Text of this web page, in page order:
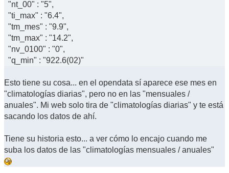
"nt_00" : "5",
"ti_max" : "6.4",
"tm_mes" : "9.9",
"tm_max" : "14.2",
"nv_0100" : "0",
"q_min" : "922.6(02)"
Esto tiene su cosa... en el opendata sí aparece ese mes en
"climatologías diarias", pero no en las "mensuales /
anuales". Mi web solo tira de "climatologías diarias" y te está
sacando los datos de ahí.
Tiene su historia esto... a ver cómo lo encajo cuando me
suba los datos de las "climatologías mensuales / anuales"